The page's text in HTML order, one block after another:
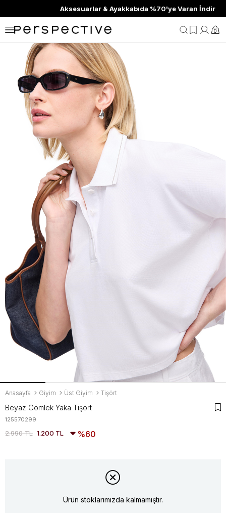
Aksesuarlar & Ayakkabıda %70'ye Varan İndirim
0
Anasayfa Giyim Üst Giyim Tişört
Beyaz Gömlek Yaka Tişört
125570299
2.990 TL 1.200 TL 60
Ürün stoklarımızda kalmamıştır.